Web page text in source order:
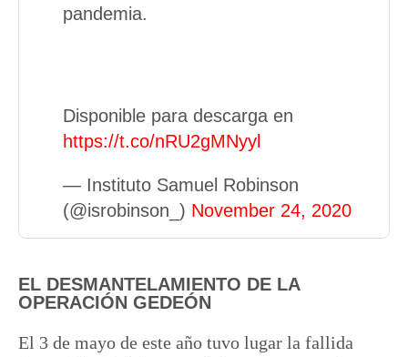
pandemia.
Disponible para descarga en
https://t.co/nRU2gMNyyl
— Instituto Samuel Robinson
(@isrobinson_) November 24, 2020
EL DESMANTELAMIENTO DE LA
OPERACIÓN GEDEÓN
El 3 de mayo de este año tuvo lugar la fallida